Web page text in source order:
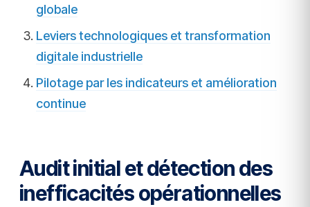
globale
Leviers technologiques et transformation
digitale industrielle
Pilotage par les indicateurs et amélioration
continue
Audit initial et détection des
inefficacités opérationnelles